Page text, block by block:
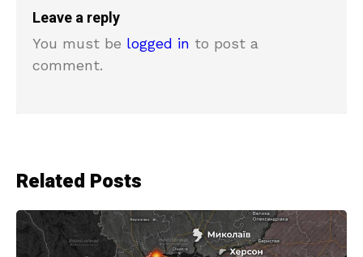
Leave a reply
You must be logged in to post a
comment.
Related Posts